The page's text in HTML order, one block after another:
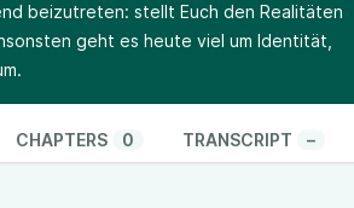
beizutreten: stellt Euch den Realitäten
geht es heute viel um Identität,
CHAPTERS 0 TRANSCRIPT –